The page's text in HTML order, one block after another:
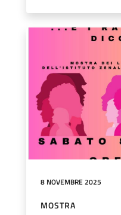
8 NOVEMBRE 2025
MOSTRA